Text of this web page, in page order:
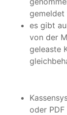
gemeldet
es gibt
von der
geleaste
oder